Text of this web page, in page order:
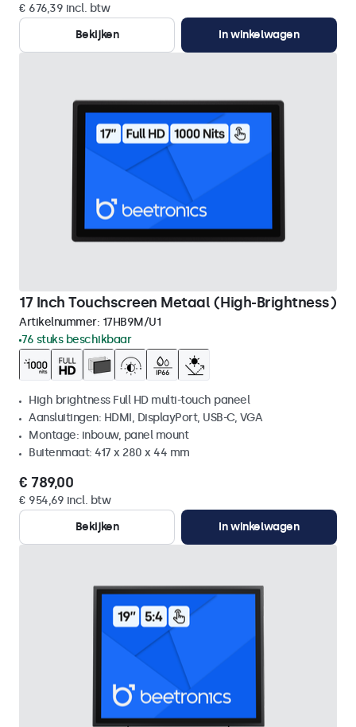
€ 676,39 incl. btw
Bekijken
In winkelwagen
17 Inch Touchscreen Metaal (High-Brightness)
Artikelnummer: 17HB9M/U1
76 stuks beschikbaar
High brightness Full HD multi-touch paneel
Aansluitingen: HDMI, DisplayPort, USB-C, VGA
Montage: inbouw, panel mount
Buitenmaat: 417 x 280 x 44 mm
€ 789,00
€ 954,69 incl. btw
Bekijken
In winkelwagen